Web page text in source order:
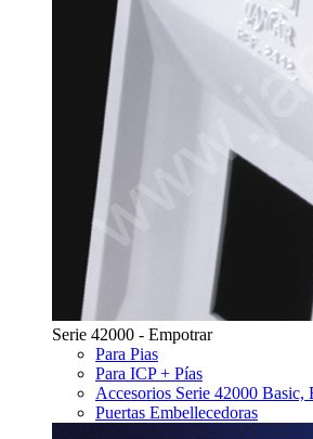
Serie 42000 - Empotrar
Para Pias
Para ICP + Pías
Accesorios Serie 42000 Basic,
Puertas Embellecedoras